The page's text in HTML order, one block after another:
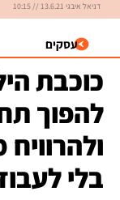
דניאל איבגי 13.6.21 // 10:15
עסקים
כוכבת
להפוך
בלי לעבוד 9 שעות